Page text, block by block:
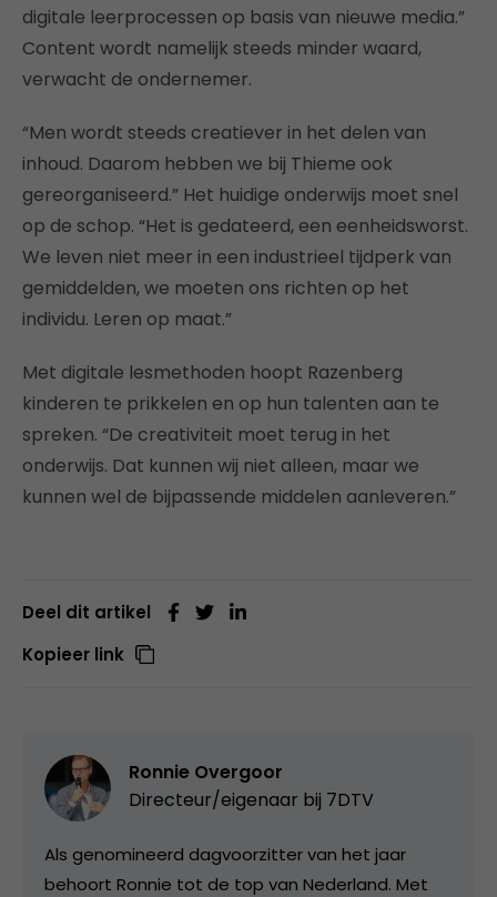
digitale leerprocessen op basis van nieuwe media.”
Content wordt namelijk steeds minder waard,
verwacht de ondernemer.
“Men wordt steeds creatiever in het delen van
inhoud. Daarom hebben we bij Thieme ook
gereorganiseerd.” Het huidige onderwijs moet snel
op de schop. “Het is gedateerd, een eenheidsworst.
We leven niet meer in een industrieel tijdperk van
gemiddelden, we moeten ons richten op het
individu. Leren op maat.”
Met digitale lesmethoden hoopt Razenberg
kinderen te prikkelen en op hun talenten aan te
spreken. “De creativiteit moet terug in het
onderwijs. Dat kunnen wij niet alleen, maar we
kunnen wel de bijpassende middelen aanleveren.”
Deel dit artikel
Kopieer link
Ronnie Overgoor
Directeur/eigenaar bij 7DTV
Als genomineerd dagvoorzitter van het jaar
behoort Ronnie tot de top van Nederland. Met